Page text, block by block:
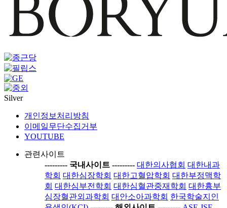
Silver
개인정보처리방침
이메일무단수집거부
YOUTUBE
관련사이트
--------- 국내사이트 --------- 대한의사협회 대한내과
학회 대한심장학회 대한고혈압학회 대한부정맥학
회 대한심부전학회 대한심혈관중재학회 대한흉부
심장혈관외과학회 대안소아과학회 한국학술지인